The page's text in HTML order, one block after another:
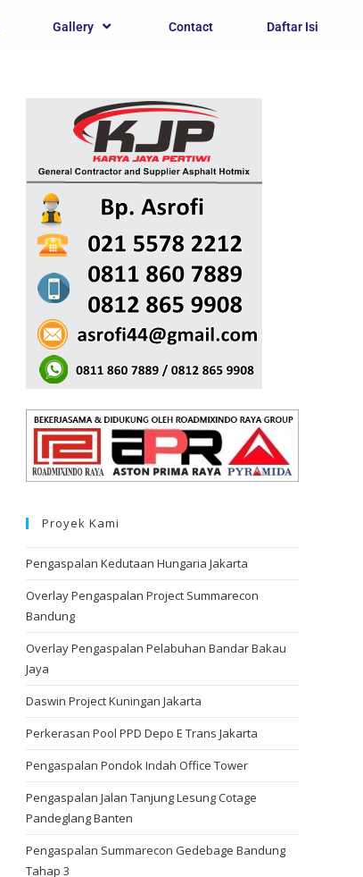
Gallery Contact Daftar Isi
Proyek Kami
Pengaspalan Kedutaan Hungaria Jakarta
Overlay Pengaspalan Project Summarecon
Bandung
Overlay Pengaspalan Pelabuhan Bandar Bakau
Jaya
Daswin Project Kuningan Jakarta
Perkerasan Pool PPD Depo E Trans Jakarta
Pengaspalan Pondok Indah Office Tower
Pengaspalan Jalan Tanjung Lesung Cotage
Pandeglang Banten
Pengaspalan Summarecon Gedebage Bandung
Tahap 3